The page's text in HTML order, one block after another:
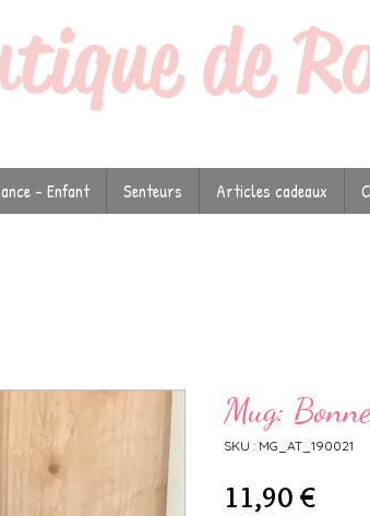
de
- Enfant Senteurs Articles cadeaux
Mug:
SKU : MG_AT_190021
11,90 €Prix